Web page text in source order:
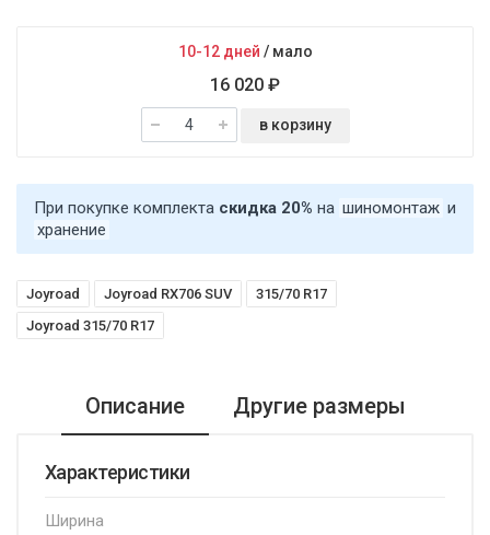
10-12 дней / мало
16 020 ₽
в корзину
При покупке комплекта скидка 20% на шиномонтаж и
хранение
Joyroad Joyroad RX706 SUV
315/70 R17
Joyroad 315/70 R17
Описание Другие размеры
Характеристики
Ширина